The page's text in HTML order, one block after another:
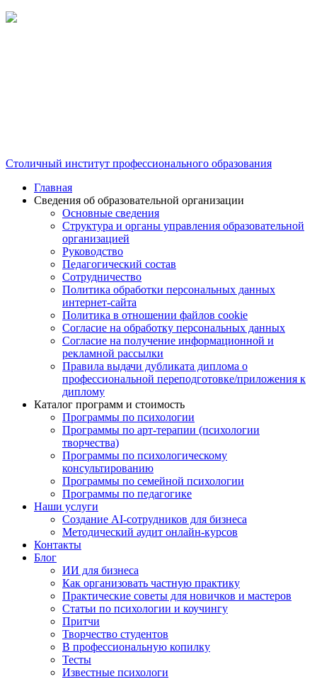
Столичный институт профессионального образования
Главная
Сведения об образовательной организации
Основные сведения
Структура и органы управления образовательной
организацией
Руководство
Педагогический состав
Сотрудничество
Политика обработки персональных данных
интернет-сайта
Политика в отношении файлов cookie
Согласие на обработку персональных данных
Согласие на получение информационной и
рекламной рассылки
Правила выдачи дубликата диплома о
профессиональной переподготовке/приложения к
диплому
Каталог программ и стоимость
Программы по психологии
Программы по арт-терапии (психологии
творчества)
Программы по психологическому
консультированию
Программы по семейной психологии
Программы по педагогике
Наши услуги
Создание AI-сотрудников для бизнеса
Методический аудит онлайн-курсов
Контакты
Блог
ИИ для бизнеса
Как организовать частную практику
Практические советы для новичков и мастеров
Статьи по психологии и коучингу
Притчи
Творчество студентов
В профессиональную копилку
Тесты
Известные психологи